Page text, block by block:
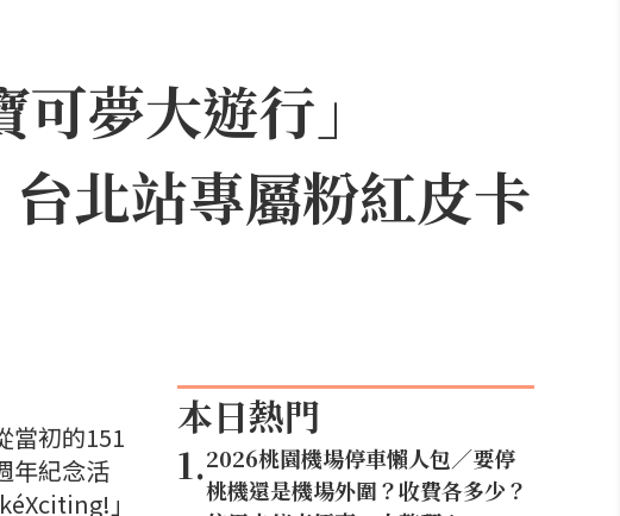
夢大遊行」
北站專屬粉紅皮卡
當初的151
年紀念活
」
本日熱門
1.2026桃園機場停車懶人包／要停
桃機還是機場外圍？收費各多少？